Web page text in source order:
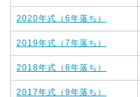
2020年式（6年落ち）
2019年式（7年落ち）
2018年式（8年落ち）
2017年式（9年落ち）